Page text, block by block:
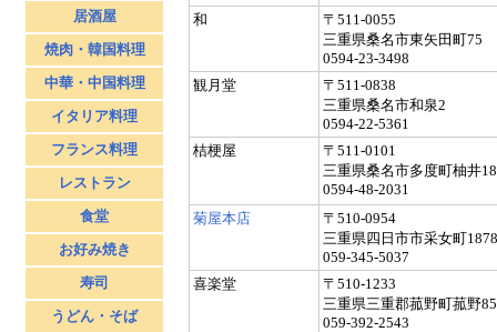
居酒屋
焼肉・韓国料理
中華・中国料理
イタリア料理
フランス料理
レストラン
食堂
お好み焼き
寿司
うどん・そば
和
〒511-0055
三重県桑名市東矢田町75
0594-23-3498
観月堂
〒511-0838
三重県桑名市和泉2
0594-22-5361
桔梗屋
〒511-0101
三重県桑名市多度町柚井
0594-48-2031
菊屋本店
〒510-0954
三重県四日市市采女町
059-345-5037
喜楽堂
〒510-1233
三重県三重郡菰野町菰野
059-392-2543